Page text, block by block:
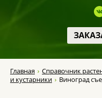
Главная Справочник
и кустарники
Виноград